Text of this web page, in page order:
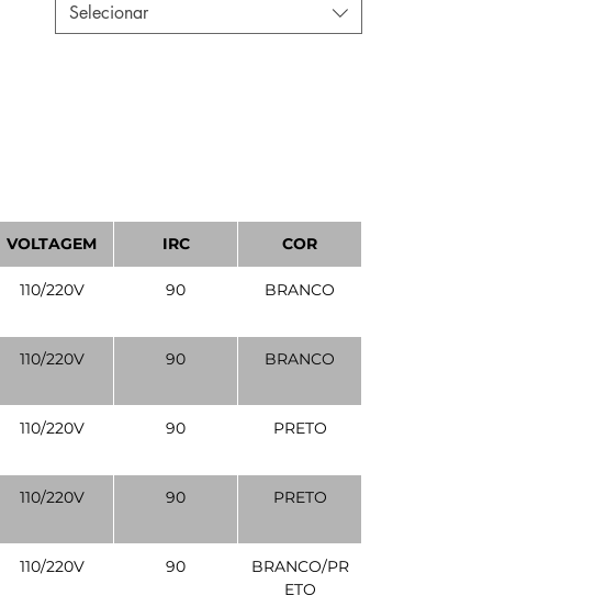
Selecionar
VOLTAGEM IRC COR
110/220V 90 BRANCO
110/220V 90 BRANCO
110/220V 90 PRETO
110/220V 90 PRETO
110/220V 90
BRANCO/PR
ETO